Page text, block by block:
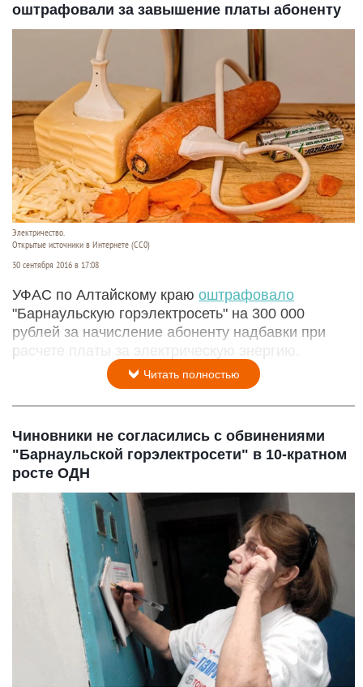
оштрафовали за завышение платы абоненту
Электричество.
Открытые источники в Интернете (СС0)
30 сентября 2016 в 17:08
УФАС по Алтайскому краю оштрафовало
"Барнаульскую горэлектросеть" на 300 000
рублей за начисление абоненту надбавки при
расчете платы за электрическую энергию.
Читать полностью
Чиновники не согласились с обвинениями
"Барнаульской горэлектросети" в 10-кратном
росте ОДН